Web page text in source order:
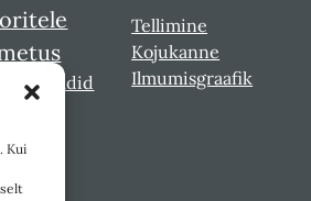
Kui
laureaadid
Tellimine
Kojukanne
Ilmumisgraafik